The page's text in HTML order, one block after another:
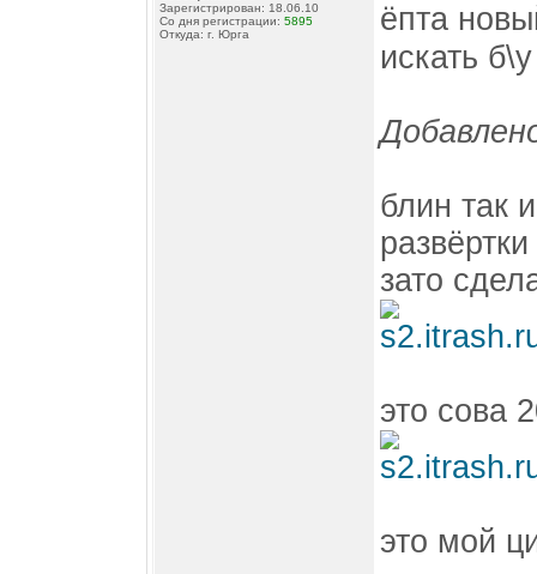
Зарегистрирован: 18.06.10
Со дня регистрации: 5895
Откуда: г. Юрга
ёпта
искать б\у
блин так
зато
это сова
это мой